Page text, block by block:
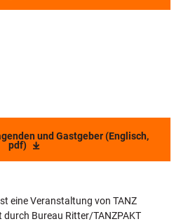
und Gastgeber (Englisch,
pdf)
eine Veranstaltung von TANZ
Bureau Ritter/TANZPAKT